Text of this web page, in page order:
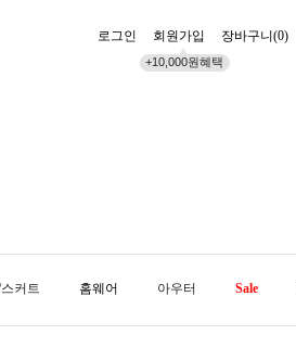
로그인 회원가입
+10,000원혜택
장바구니(0)
커트 홈웨어 아우터 Sale